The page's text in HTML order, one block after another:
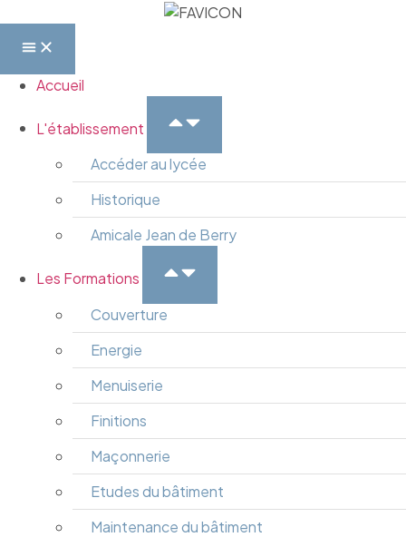
Accueil
L'établissement
Accéder au lycée
Historique
Amicale Jean de Berry
Les Formations
Couverture
Energie
Menuiserie
Finitions
Maçonnerie
Etudes du bâtiment
Maintenance du bâtiment